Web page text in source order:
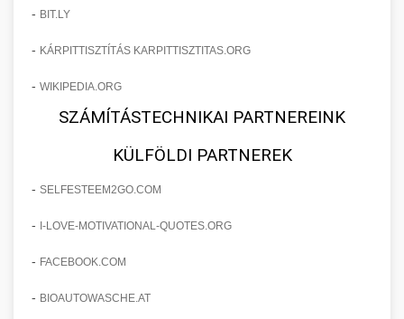
- BIT.LY
- KÁRPITTISZTÍTÁS KARPITTISZTITAS.ORG
- WIKIPEDIA.ORG
SZÁMÍTÁSTECHNIKAI PARTNEREINK
KÜLFÖLDI PARTNEREK
- SELFESTEEM2GO.COM
- I-LOVE-MOTIVATIONAL-QUOTES.ORG
- FACEBOOK.COM
- BIOAUTOWASCHE.AT